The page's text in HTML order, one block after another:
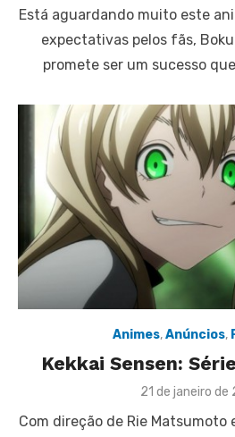
Está aguardando muito este
expectativas pelos fãs,
promete ser um sucesso
Animes,Anúncios,
Kekkai Sensen:
Posted
21 de janeiro de
Com direção de Rie Matsumoto